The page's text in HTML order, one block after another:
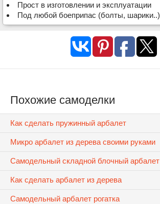
Прост в изготовлении и эксплуатации
Под любой боеприпас (болты, шарики..)
Похожие самоделки
Как сделать пружинный арбалет
Микро арбалет из дерева своими руками
Самодельный складной блочный арбалет
Как сделать арбалет из дерева
Самодельный арбалет рогатка